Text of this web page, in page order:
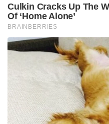
Culkin Cracks Up The
Of ‘Home Alone’
BRAINBERRIES